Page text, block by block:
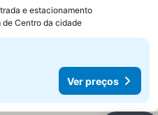
e estacionamento
de Centro da cidade
Ver preços